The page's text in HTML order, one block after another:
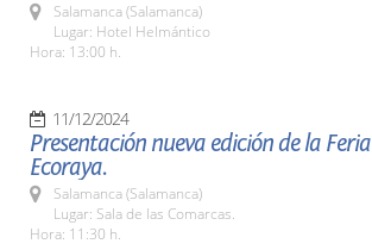
Salamanca (Salamanca)
Lugar: Hotel Helmántico
Hora: 13:00 h.
11/12/2024
Presentación nueva edición de la Feria
Ecoraya.
Salamanca (Salamanca)
Lugar: Sala de las Comarcas.
Hora: 11:30 h.